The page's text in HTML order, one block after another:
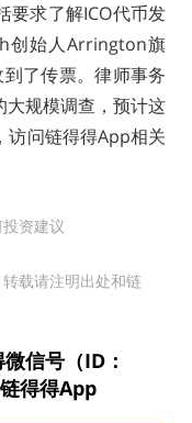
要求了解ICO代币发
创始人Arrington旗
了传票。律师事务
大规模调查，预计这
，访问链得得App相关
资建议
载请注明出处和链
信号（ID：
得得App